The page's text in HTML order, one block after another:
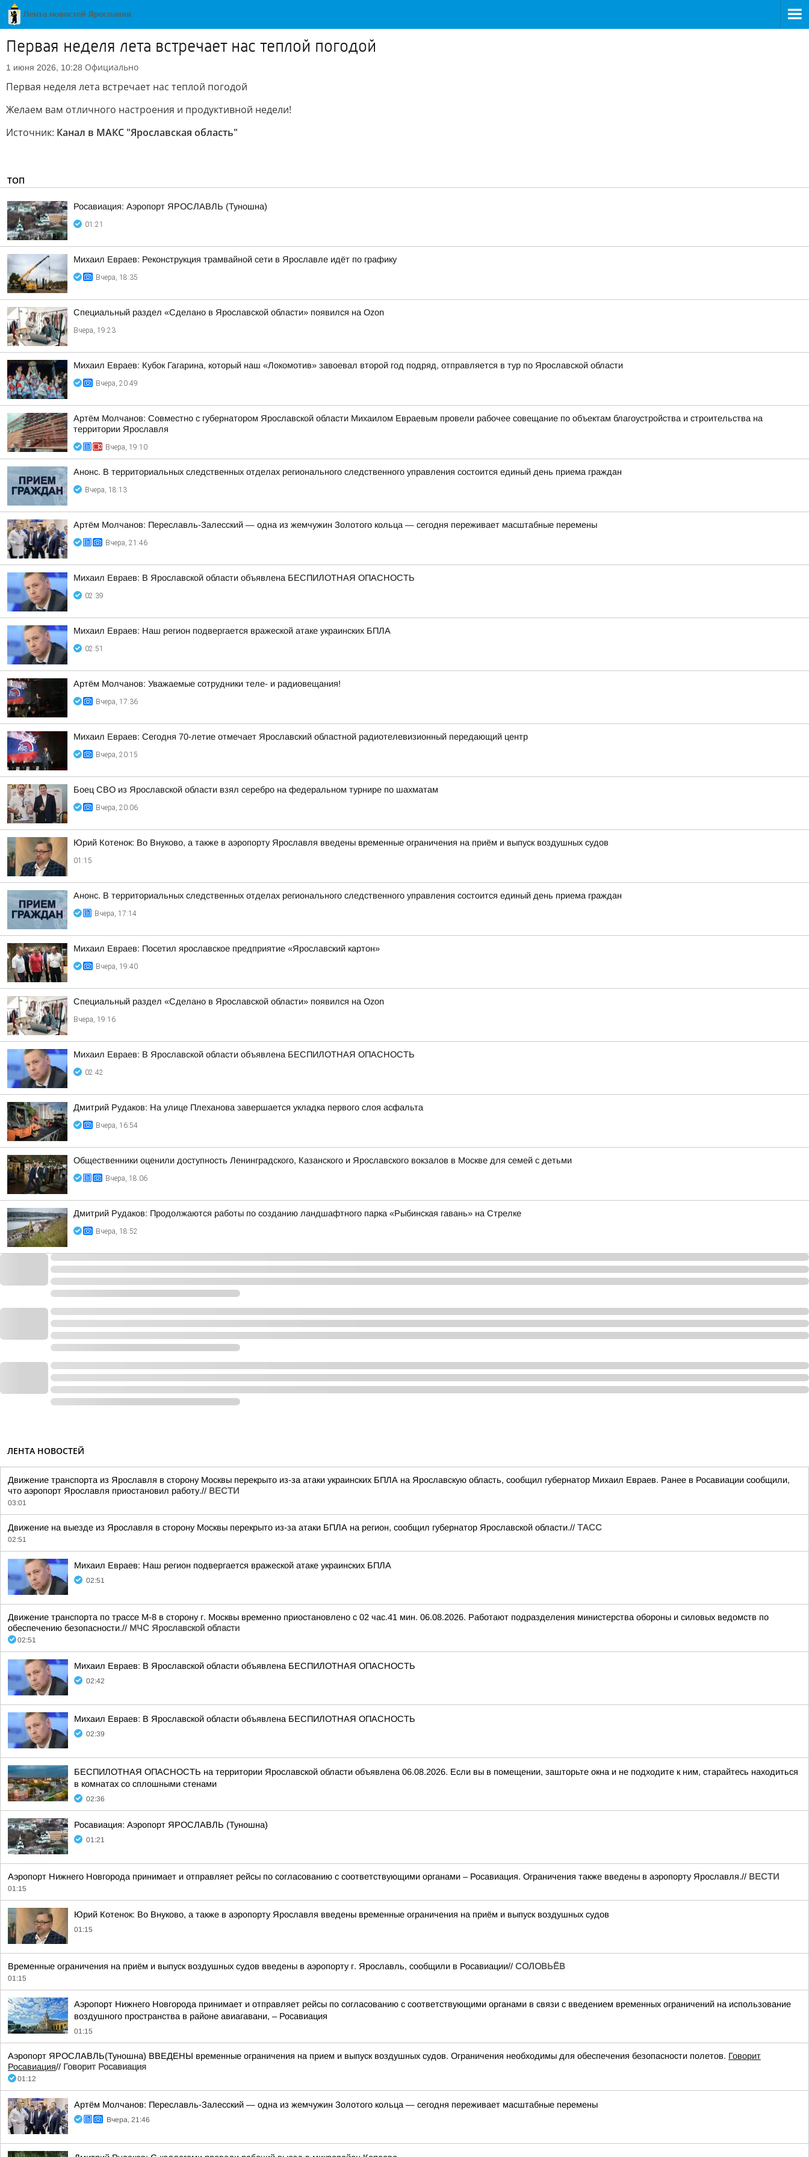
Первая неделя лета встречает нас теплой погодой
1 июня 2026, 10:28 Официально
Первая неделя лета встречает нас теплой погодой
Желаем вам отличного настроения и продуктивной недели!
Источник: Канал в МАКС "Ярославская область"
ТОП
Росавиация: Аэропорт ЯРОСЛАВЛЬ (Туношна)
01:21
Михаил Евраев: Реконструкция трамвайной сети в Ярославле идёт по графику
Вчера, 18:35
Специальный раздел «Сделано в Ярославской области» появился на Ozon
Вчера, 19:23
Михаил Евраев: Кубок Гагарина, который наш «Локомотив» завоевал второй год подряд, отправляется в тур по Ярославской области
Вчера, 20:49
Артём Молчанов: Совместно с губернатором Ярославской области Михаилом Евраевым провели рабочее совещание по объектам благоустройства и строительства на
территории Ярославля
Вчера, 19:10
Анонс. В территориальных следственных отделах регионального следственного управления состоится единый день приема граждан
Вчера, 18:13
Артём Молчанов: Переславль-Залесский — одна из жемчужин Золотого кольца — сегодня переживает масштабные перемены
Вчера, 21:46
Михаил Евраев: В Ярославской области объявлена БЕСПИЛОТНАЯ ОПАСНОСТЬ
02:39
Михаил Евраев: Наш регион подвергается вражеской атаке украинских БПЛА
02:51
Артём Молчанов: Уважаемые сотрудники теле- и радиовещания!
Вчера, 17:36
Михаил Евраев: Сегодня 70-летие отмечает Ярославский областной радиотелевизионный передающий центр
Вчера, 20:15
Боец СВО из Ярославской области взял серебро на федеральном турнире по шахматам
Вчера, 20:06
Юрий Котенок: Во Внуково, а также в аэропорту Ярославля введены временные ограничения на приём и выпуск воздушных судов
01:15
Анонс. В территориальных следственных отделах регионального следственного управления состоится единый день приема граждан
Вчера, 17:14
Михаил Евраев: Посетил ярославское предприятие «Ярославский картон»
Вчера, 19:40
Специальный раздел «Сделано в Ярославской области» появился на Ozon
Вчера, 19:16
Михаил Евраев: В Ярославской области объявлена БЕСПИЛОТНАЯ ОПАСНОСТЬ
02:42
Дмитрий Рудаков: На улице Плеханова завершается укладка первого слоя асфальта
Вчера, 16:54
Общественники оценили доступность Ленинградского, Казанского и Ярославского вокзалов в Москве для семей с детьми
Вчера, 18:06
Дмитрий Рудаков: Продолжаются работы по созданию ландшафтного парка «Рыбинская гавань» на Стрелке
Вчера, 18:52
ЛЕНТА НОВОСТЕЙ
Движение транспорта из Ярославля в сторону Москвы перекрыто из-за атаки украинских БПЛА на Ярославскую область, сообщил губернатор Михаил Евраев. Ранее в Росавиации сообщили,
что аэропорт Ярославля приостановил работу.// ВЕСТИ
03:01
Движение на выезде из Ярославля в сторону Москвы перекрыто из-за атаки БПЛА на регион, сообщил губернатор Ярославской области.// ТАСС
02:51
Михаил Евраев: Наш регион подвергается вражеской атаке украинских БПЛА
02:51
Движение транспорта по трассе М-8 в сторону г. Москвы временно приостановлено с 02 час.41 мин. 06.08.2026. Работают подразделения министерства обороны и силовых ведомств по
обеспечению безопасности.// МЧС Ярославской области
02:51
Михаил Евраев: В Ярославской области объявлена БЕСПИЛОТНАЯ ОПАСНОСТЬ
02:42
Михаил Евраев: В Ярославской области объявлена БЕСПИЛОТНАЯ ОПАСНОСТЬ
02:39
БЕСПИЛОТНАЯ ОПАСНОСТЬ на территории Ярославской области объявлена 06.08.2026. Если вы в помещении, зашторьте окна и не подходите к ним, старайтесь находиться
в комнатах со сплошными стенами
02:36
Росавиация: Аэропорт ЯРОСЛАВЛЬ (Туношна)
01:21
Аэропорт Нижнего Новгорода принимает и отправляет рейсы по согласованию с соответствующими органами – Росавиация. Ограничения также введены в аэропорту Ярославля.// ВЕСТИ
01:15
Юрий Котенок: Во Внуково, а также в аэропорту Ярославля введены временные ограничения на приём и выпуск воздушных судов
01:15
Временные ограничения на приём и выпуск воздушных судов введены в аэропорту г. Ярославль, сообщили в Росавиации// СОЛОВЬЁВ
01:15
Аэропорт Нижнего Новгорода принимает и отправляет рейсы по согласованию с соответствующими органами в связи с введением временных ограничений на использование
воздушного пространства в районе авиагавани, – Росавиация
01:15
Аэропорт ЯРОСЛАВЛЬ(Туношна) ВВЕДЕНЫ временные ограничения на прием и выпуск воздушных судов. Ограничения необходимы для обеспечения безопасности полетов. Говорит
Росавиация// Говорит Росавиация
01:12
Артём Молчанов: Переславль-Залесский — одна из жемчужин Золотого кольца — сегодня переживает масштабные перемены
Вчера, 21:46